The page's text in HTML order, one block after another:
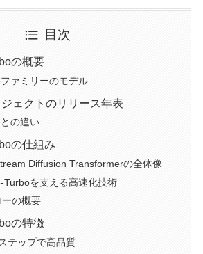
目次
の概要
ァミリーのモデル
ェクトのリリース年表
の違い
の仕組み
Diffusion Transformerの全体像
Turboを支える高速化技術
の概要
の特徴
テップで高品質